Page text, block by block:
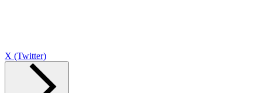
X (Twitter)